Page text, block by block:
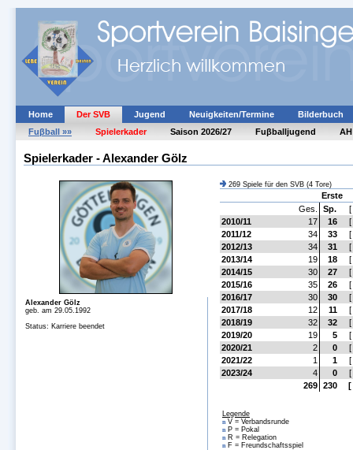
Home Der SVB Jugend Neuigkeiten/Termine
Bilderbuch
Fuβball »»
Spielerkader Saison 2026/27 Fuβballjugend AH
Spielerkader - Alexander Gölz
269 Spiele für den SVB (4 Tore)
Erste
Ges.
Sp.
[
2010/11
17 16
[
2011/12
34 33
[
2012/13
34 31
[
2013/14
19 18
[
2014/15
30 27
[
2015/16
35 26
[
2016/17
30 30
[
2017/18
12 11
[
2018/19
32 32
[
2019/20
19 5
[
2020/21
2 0
[
2021/22
1 1
[
2023/24
4 0
[
269 230 [
Legende
nV = Verbandsrunde
nP = Pokal
nR = Relegation
nF = Freundschaftsspiel
Alexander Gölz
geb. am 29.05.1992
Status: Karriere beendet